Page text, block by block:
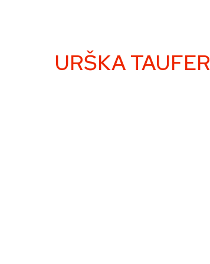
URŠKA TAUFER